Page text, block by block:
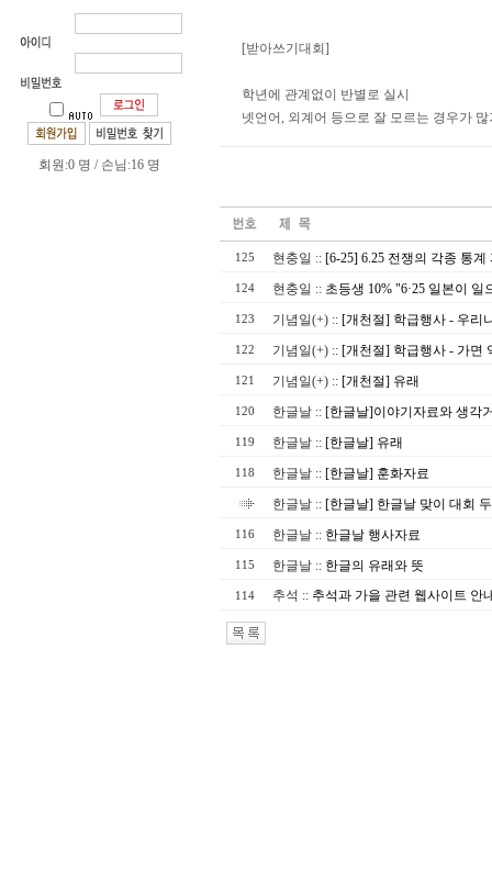
회원:0 명 / 손님:16 명
[받아쓰기대회]
학년에 관계없이 반별로 실시
넷언어, 외계어 등으로 잘 모르는 경우가 많
125 현충일 :: [6-25] 6.25 전쟁의 각종 통계
124 현충일 :: 초등생 10% "6·25 일본이 일
123 기념일(+) :: [개천절] 학급행사 - 우리
122 기념일(+) :: [개천절] 학급행사 - 가면
121 기념일(+) :: [개천절] 유래
120 한글날 :: [한글날]이야기자료와 생각
119 한글날 :: [한글날] 유래
118 한글날 :: [한글날] 훈화자료
한글날 :: [한글날] 한글날 맞이 대회
116 한글날 :: 한글날 행사자료
115 한글날 :: 한글의 유래와 뜻
114 추석 :: 추석과 가을 관련 웹사이트 안